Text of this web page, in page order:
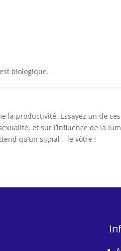
biologique.
la productivité. Essayez un de
et sur l’influence de la
qu’un signal – le vôtre !